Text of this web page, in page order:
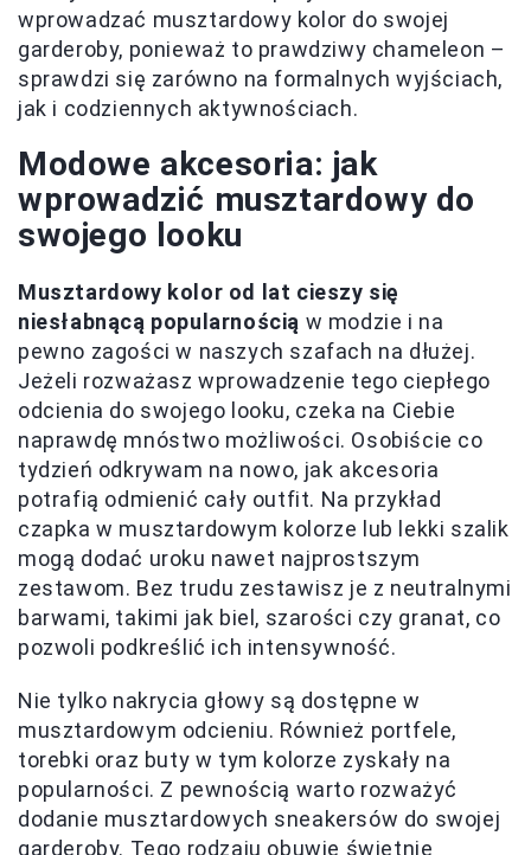
wprowadzać musztardowy kolor do swojej
garderoby, ponieważ to prawdziwy chameleon –
sprawdzi się zarówno na formalnych wyjściach,
jak i codziennych aktywnościach.
Modowe akcesoria: jak
wprowadzić musztardowy do
swojego looku
Musztardowy kolor od lat cieszy się
niesłabnącą popularnością w modzie i na
pewno zagości w naszych szafach na dłużej.
Jeżeli rozważasz wprowadzenie tego ciepłego
odcienia do swojego looku, czeka na Ciebie
naprawdę mnóstwo możliwości. Osobiście co
tydzień odkrywam na nowo, jak akcesoria
potrafią odmienić cały outfit. Na przykład
czapka w musztardowym kolorze lub lekki szalik
mogą dodać uroku nawet najprostszym
zestawom. Bez trudu zestawisz je z neutralnymi
barwami, takimi jak biel, szarości czy granat, co
pozwoli podkreślić ich intensywność.
Nie tylko nakrycia głowy są dostępne w
musztardowym odcieniu. Również portfele,
torebki oraz buty w tym kolorze zyskały na
popularności. Z pewnością warto rozważyć
dodanie musztardowych sneakersów do swojej
garderoby. Tego rodzaju obuwie świetnie